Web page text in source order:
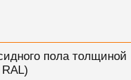
пола толщиной